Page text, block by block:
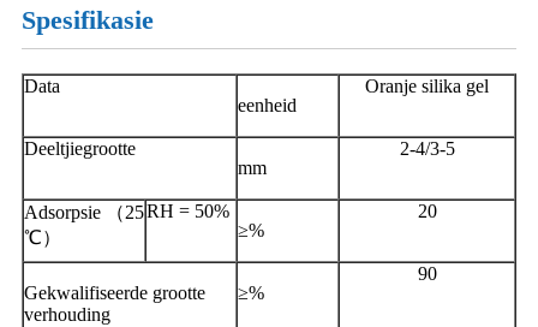
Spesifikasie
Data
eenheid
Oranje silika gel
Deeltjiegrootte
mm
2-4/3-5
Adsorpsie （25
℃）
RH = 50%
≥%
20
Gekwalifiseerde grootte
verhouding
≥%
90